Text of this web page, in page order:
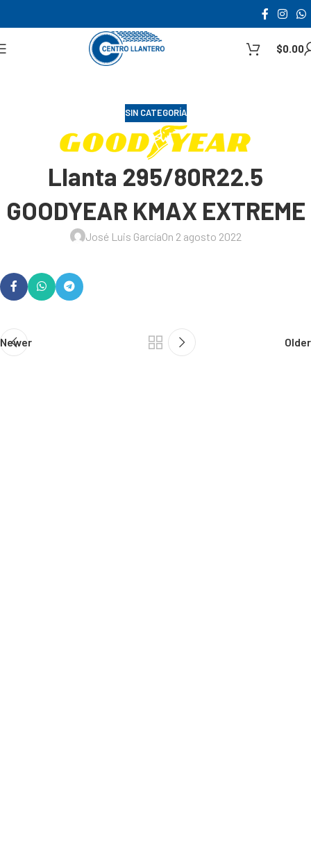
$0.00
SIN CATEGORÍA
Llanta 295/80R22.5
GOODYEAR KMAX EXTREME
José Luis GarcíaOn 2 agosto 2022
Newer Older